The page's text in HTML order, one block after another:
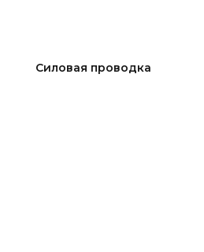
Силовая проводка